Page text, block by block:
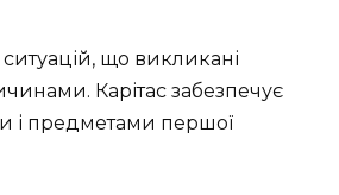
що викликані
Карітас забезпечує
і предметами першої